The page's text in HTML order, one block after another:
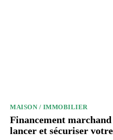
MAISON / IMMOBILIER
Financement
lancer et sécuriser